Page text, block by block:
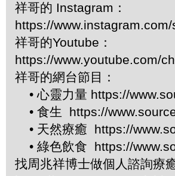
祥哥的 Instagram：
https://
祥哥的Youtube：
https://www.youtube.com/
祥哥的網台節目：
• 心靈力量 https://
• 食生 https://
• 天然療癒 https://
• 綠色飲食 https://
找周兆祥博士做個人諮詢療